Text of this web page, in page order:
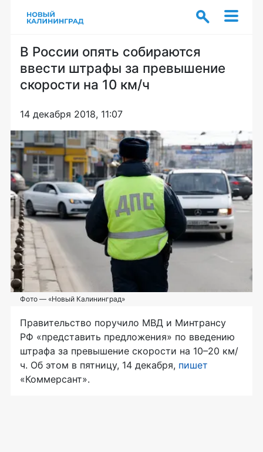
В России опять собираются
ввести штрафы за превышение
скорости на 10 км/ч
14 декабря 2018, 11:07
Фото — «Новый Калининград»
Правительство поручило МВД и Минтрансу
РФ «представить предложения» по введению
штрафа за превышение скорости на 10–20 км/
ч. Об этом в пятницу, 14 декабря, пишет
«Коммерсант».